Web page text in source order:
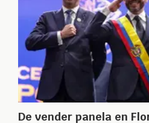
De vender panela en